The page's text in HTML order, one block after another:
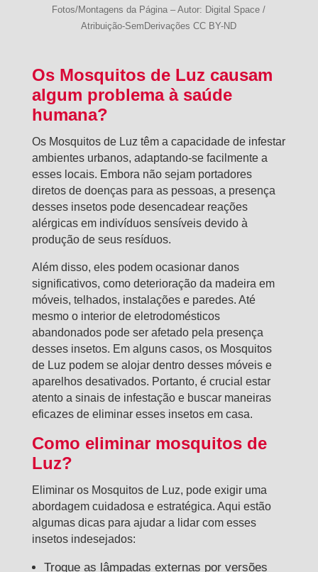
Fotos/Montagens da Página – Autor: Digital Space /
Atribuição-SemDerivações CC BY-ND
Os Mosquitos de Luz causam
algum problema à saúde
humana?
Os Mosquitos de Luz têm a capacidade de infestar
ambientes urbanos, adaptando-se facilmente a
esses locais. Embora não sejam portadores
diretos de doenças para as pessoas, a presença
desses insetos pode desencadear reações
alérgicas em indivíduos sensíveis devido à
produção de seus resíduos.
Além disso, eles podem ocasionar danos
significativos, como deterioração da madeira em
móveis, telhados, instalações e paredes. Até
mesmo o interior de eletrodomésticos
abandonados pode ser afetado pela presença
desses insetos. Em alguns casos, os Mosquitos
de Luz podem se alojar dentro desses móveis e
aparelhos desativados. Portanto, é crucial estar
atento a sinais de infestação e buscar maneiras
eficazes de eliminar esses insetos em casa.
Como eliminar mosquitos de
Luz?
Eliminar os Mosquitos de Luz, pode exigir uma
abordagem cuidadosa e estratégica. Aqui estão
algumas dicas para ajudar a lidar com esses
insetos indesejados:
Troque as lâmpadas externas por versões